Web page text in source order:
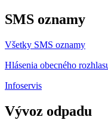
SMS oznamy
Všetky SMS oznamy
Hlásenia obecného
Infoservis
Vývoz odpadu